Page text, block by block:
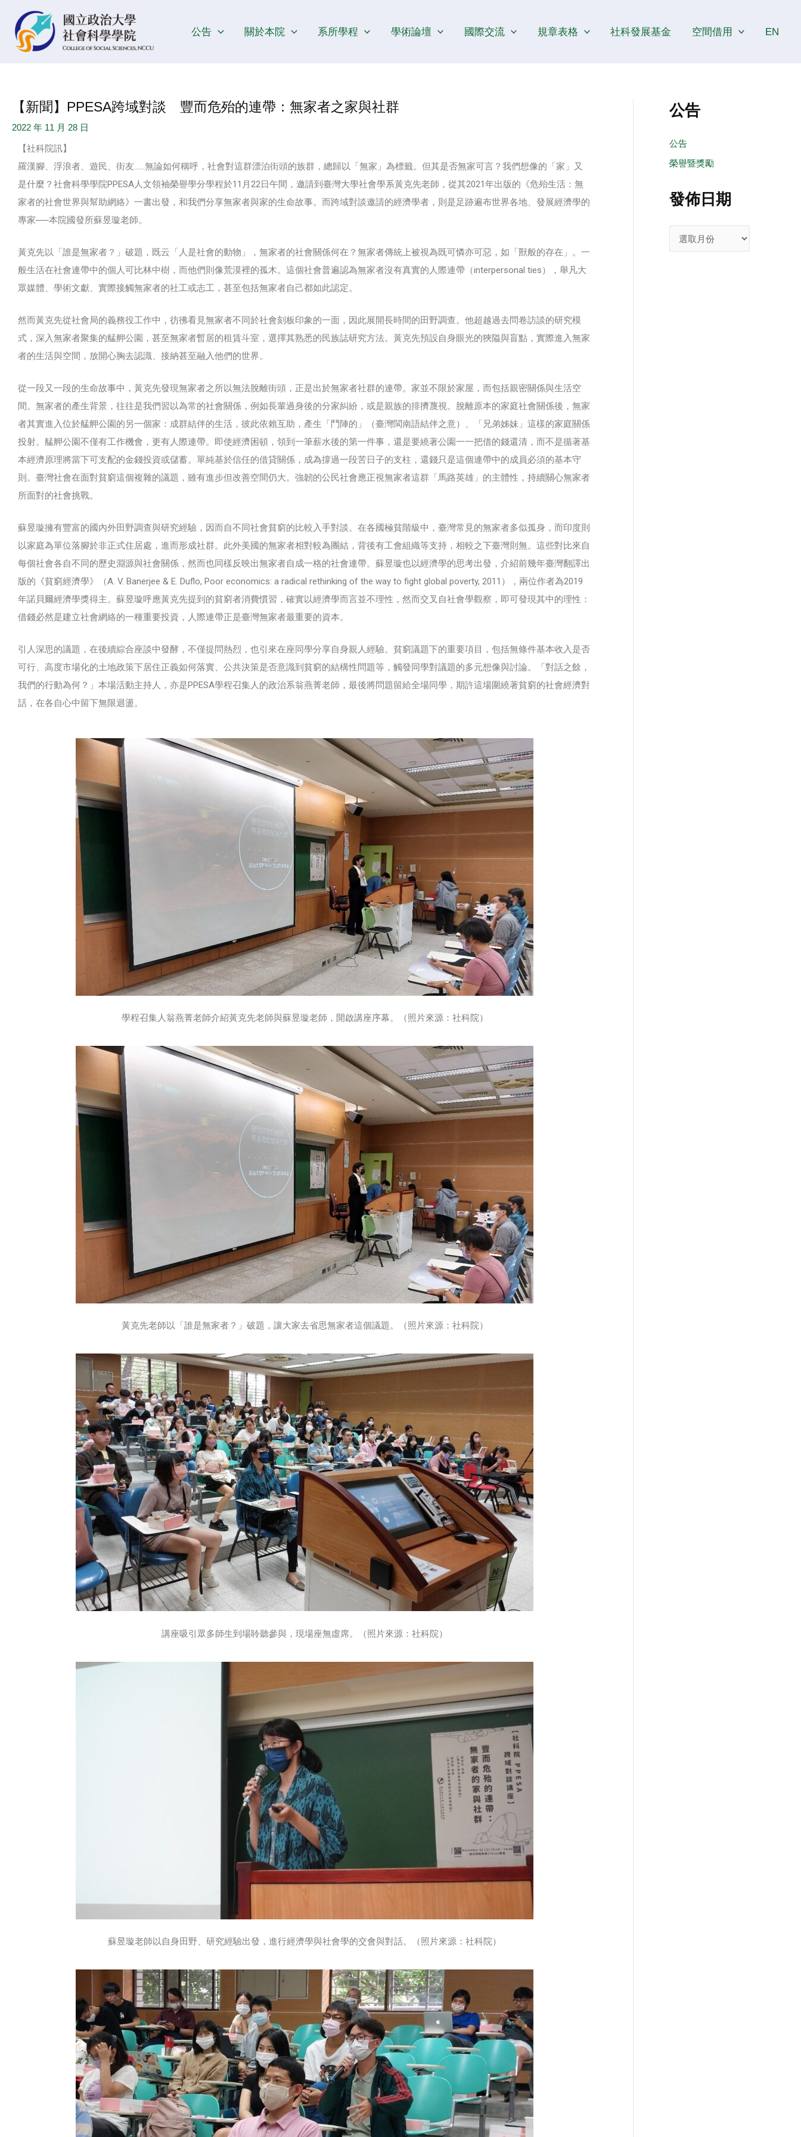
公告 關於本院 系所學程 學術論壇 國際交流 規章表格 社科發展基金 空間借用 EN
【新聞】PPESA跨域對談 豐而危殆的連帶：無家者之家與社群
2022 年 11 月 28 日
【社科院訊】
羅漢腳、浮浪者、遊民、街友……無論如何稱呼，社會對這群漂泊街頭的族群，總歸以「無家」為標籤。但其是否無家可言？我們想像的「家」又
是什麼？社會科學學院PPESA人文領袖榮譽學分學程於11月22日午間，邀請到臺灣大學社會學系黃克先老師，從其2021年出版的《危殆生活：無
家者的社會世界與幫助網絡》一書出發，和我們分享無家者與家的生命故事。而跨域對談邀請的經濟學者，則是足跡遍布世界各地、發展經濟學的
專家──本院國發所蘇昱璇老師。
黃克先以「誰是無家者？」破題，既云「人是社會的動物」，無家者的社會關係何在？無家者傳統上被視為既可憐亦可惡，如「獸般的存在」。一
般生活在社會連帶中的個人可比林中樹，而他們則像荒漠裡的孤木。這個社會普遍認為無家者沒有真實的人際連帶（interpersonal ties），舉凡大
眾媒體、學術文獻、實際接觸無家者的社工或志工，甚至包括無家者自己都如此認定。
然而黃克先從社會局的義務役工作中，彷彿看見無家者不同於社會刻板印象的一面，因此展開長時間的田野調查。他超越過去問卷訪談的研究模
式，深入無家者聚集的艋舺公園，甚至無家者暫居的租賃斗室，選擇其熟悉的民族誌研究方法。黃克先預設自身眼光的狹隘與盲點，實際進入無家
者的生活與空間，放開心胸去認識、接納甚至融入他們的世界。
從一段又一段的生命故事中，黃克先發現無家者之所以無法脫離街頭，正是出於無家者社群的連帶。家並不限於家屋，而包括親密關係與生活空
間。無家者的產生背景，往往是我們習以為常的社會關係，例如長輩過身後的分家糾紛，或是親族的排擠蔑視。脫離原本的家庭社會關係後，無家
者其實進入位於艋舺公園的另一個家：成群結伴的生活，彼此依賴互助，產生「鬥陣的」（臺灣閩南語結伴之意）、「兄弟姊妹」這樣的家庭關係
投射。艋舺公園不僅有工作機會，更有人際連帶。即使經濟困頓，領到一筆薪水後的第一件事，還是要繞著公園一一把借的錢還清，而不是循著基
本經濟原理將當下可支配的金錢投資或儲蓄。單純基於信任的借貸關係，成為撐過一段苦日子的支柱，還錢只是這個連帶中的成員必須的基本守
則。臺灣社會在面對貧窮這個複雜的議題，雖有進步但改善空間仍大。強韌的公民社會應正視無家者這群「馬路英雄」的主體性，持續關心無家者
所面對的社會挑戰。
蘇昱璇擁有豐富的國內外田野調查與研究經驗，因而自不同社會貧窮的比較入手對談。在各國極貧階級中，臺灣常見的無家者多似孤身，而印度則
以家庭為單位落腳於非正式住居處，進而形成社群。此外美國的無家者相對較為團結，背後有工會組織等支持，相較之下臺灣則無。這些對比來自
每個社會各自不同的歷史淵源與社會關係，然而也同樣反映出無家者自成一格的社會連帶。蘇昱璇也以經濟學的思考出發，介紹前幾年臺灣翻譯出
版的《貧窮經濟學》（A. V. Banerjee & E. Duflo, Poor economics: a radical rethinking of the way to fight global poverty, 2011），兩位作者為2019
年諾貝爾經濟學獎得主。蘇昱璇呼應黃克先提到的貧窮者消費慣習，確實以經濟學而言並不理性，然而交叉自社會學觀察，即可發現其中的理性：
借錢必然是建立社會網絡的一種重要投資，人際連帶正是臺灣無家者最重要的資本。
引人深思的議題，在後續綜合座談中發酵，不僅提問熱烈，也引來在座同學分享自身親人經驗。貧窮議題下的重要項目，包括無條件基本收入是否
可行、高度市場化的土地政策下居住正義如何落實、公共決策是否意識到貧窮的結構性問題等，觸發同學對議題的多元想像與討論。「對話之餘，
我們的行動為何？」本場活動主持人，亦是PPESA學程召集人的政治系翁燕菁老師，最後將問題留給全場同學，期許這場圍繞著貧窮的社會經濟對
話，在各自心中留下無限迴盪。
學程召集人翁燕菁老師介紹黃克先老師與蘇昱璇老師，開啟講座序幕。（照片來源：社科院）
黃克先老師以「誰是無家者？」破題，讓大家去省思無家者這個議題。（照片來源：社科院）
講座吸引眾多師生到場聆聽參與，現場座無虛席。（照片來源：社科院）
蘇昱璇老師以自身田野、研究經驗出發，進行經濟學與社會學的交會與對話。（照片來源：社科院）
navigation
公告
公告
榮譽暨獎勵
發佈日期